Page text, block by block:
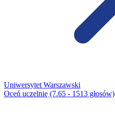
Uniwersytet Warszawski
Oceń uczelnię (7.65 - 1513 głosów)